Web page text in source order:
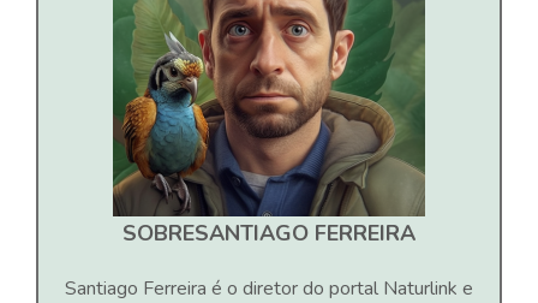
SOBRESANTIAGO FERREIRA
Santiago Ferreira é o diretor do portal Naturlink e